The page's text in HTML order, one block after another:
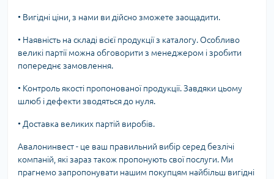
• Вигідні ціни, з нами ви дійсно зможете заощадити.
• Наявність на складі всієї продукції з каталогу. Особливо
великі партії можна обговорити з менеджером і зробити
попереднє замовлення.
• Контроль якості пропонованої продукції. Завдяки цьому
шлюб і дефекти зводяться до нуля.
• Доставка великих партій виробів.
Авалонинвест - це ваш правильний вибір серед безлічі
компаній, які зараз також пропонують свої послуги. Ми
прагнемо запропонувати нашим покупцям найбільш вигідні